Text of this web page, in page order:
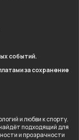
событий.
за сохранение
и любви к спорту.
подходящий для
и прозрачности